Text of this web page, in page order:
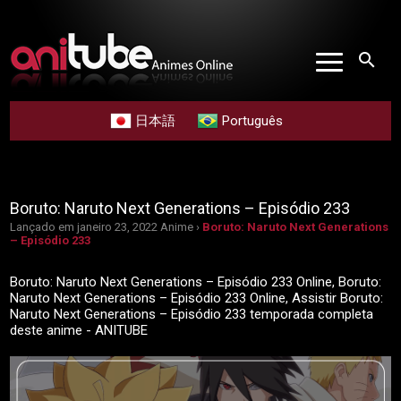
search
日本語 Português
Boruto: Naruto Next Generations – Episódio 233
Lançado em janeiro 23, 2022 Anime › Boruto: Naruto Next Generations
– Episódio 233
Boruto: Naruto Next Generations – Episódio 233 Online, Boruto:
Naruto Next Generations – Episódio 233 Online, Assistir Boruto:
Naruto Next Generations – Episódio 233 temporada completa
deste anime - ANITUBE